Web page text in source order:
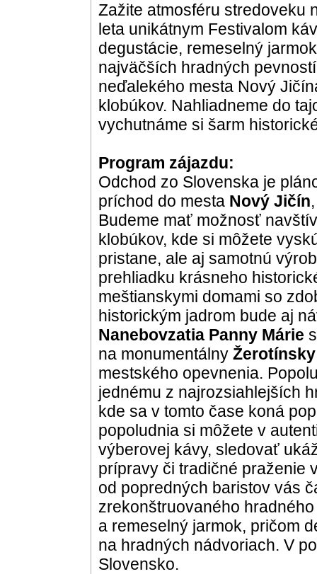
Zažite atmosféru stredoveku
leta unikátnym Festivalom
degustácie, remeselný
najväčších hradných
neďalekého mesta Nový
klobúkov. Nahliadneme do
vychutnáme si šarm
Program zájazdu:
Odchod zo Slovenska je
príchod do mesta Nový Jičín
Budeme mať možnosť
klobúkov, kde si môžete
pristane, ale aj samotnú
prehliadku krásneho
meštianskymi domami so
historickým jadrom bude aj
Nanebovzatia Panny Márie
na monumentálny
mestského opevnenia.
jednému z najrozsiahlejších
kde sa v tomto čase koná
popoludnia si môžete v
výberovej kávy, sledovať
prípravy či tradičné praženie
od popredných baristov vás
zrekonštruovaného
a remeselný jarmok, pričom
na hradných nádvoriach. V
Slovensko.